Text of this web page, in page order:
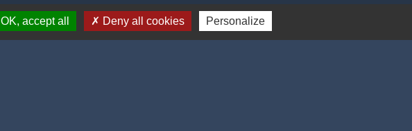
OK, accept all Deny all cookies Personalize